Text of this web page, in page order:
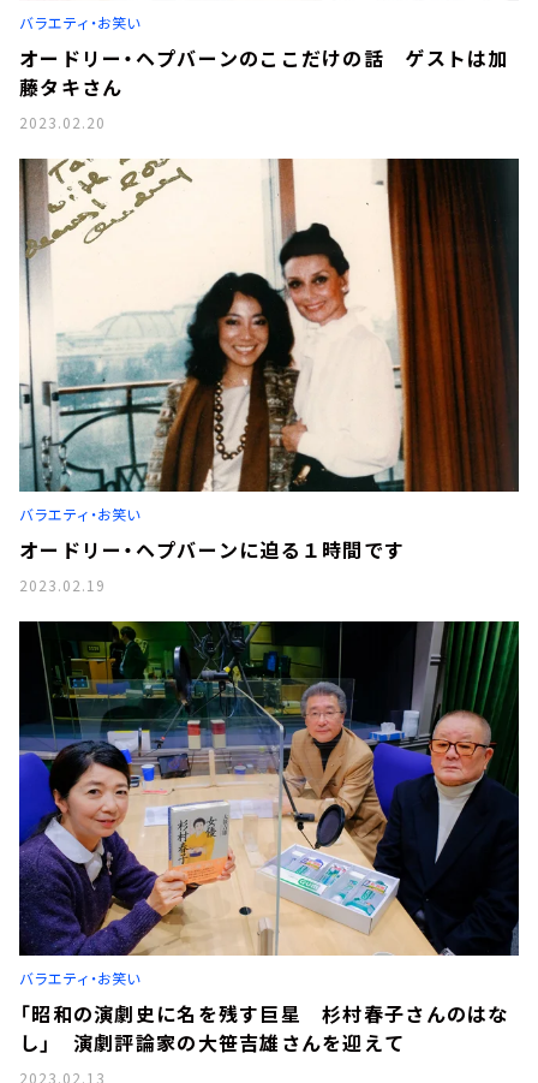
バラエティ・お笑い
オードリー・ヘプバーンのここだけの話 ゲストは加
藤タキさん
2023.02.20
バラエティ・お笑い
オードリー・ヘプバーンに迫る１時間です
2023.02.19
バラエティ・お笑い
「昭和の演劇史に名を残す巨星 杉村春子さんのはな
し」 演劇評論家の大笹吉雄さんを迎えて
2023.02.13